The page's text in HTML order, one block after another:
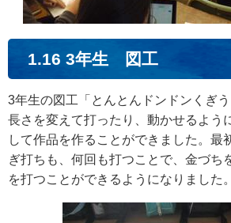
1.16 3年生 図工
3年生の図工「とんとんドンドンくぎ
長さを変えて打ったり、動かせるよう
して作品を作ることができました。最
ぎ打ちも、何回も打つことで、金づち
を打つことができるようになりました。